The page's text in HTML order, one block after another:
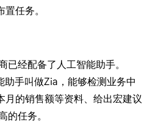
任务。
已经配备了人工智能助手。
手叫做Zia，能够检测业务中
月的销售额等资料、给出宏建议
的任务。